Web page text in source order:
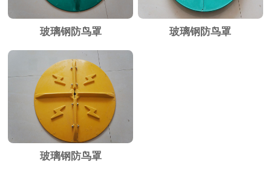
玻璃钢防鸟罩 玻璃钢防鸟罩
玻璃钢防鸟罩